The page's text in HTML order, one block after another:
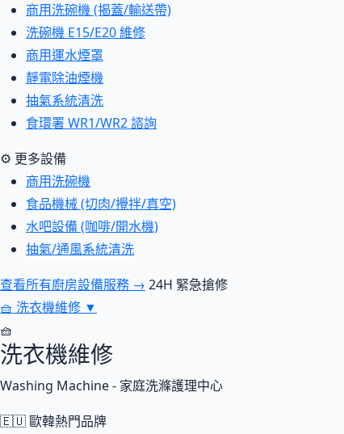
商用洗碗機 (揭蓋/輸送帶)
洗碗機 E15/E20 維修
商用運水煙罩
靜電除油煙機
抽氣系統清洗
食環署 WR1/WR2 諮詢
⚙ 更多設備
商用洗碗機
食品機械 (切肉/攪拌/真空)
水吧設備 (咖啡/開水機)
抽氣/通風系統清洗
查看所有廚房設備服務 → 24H 緊急搶修
🧺 洗衣機維修 ▼
🧺
洗衣機維修
Washing Machine - 家庭洗滌護理中心
🇪🇺 歐韓熱門品牌